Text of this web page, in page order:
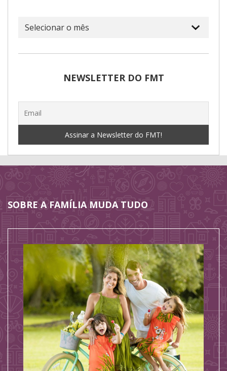
Arquivo
NEWSLETTER DO FMT
SOBRE A FAMÍLIA MUDA TUDO